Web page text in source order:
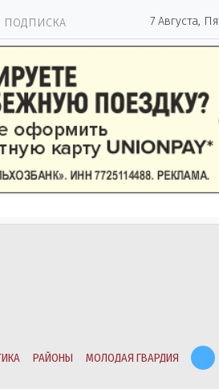
ПОДПИСКА 7 Августа,
РАЙОНЫ МОЛОДАЯ ГВАРДИЯ